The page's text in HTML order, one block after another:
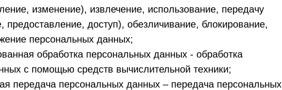
изменение), извлечение, использование, передачу
предоставление, доступ), обезличивание, блокирование,
персональных данных;
обработка персональных данных - обработка
с помощью средств вычислительной техники;
передача персональных данных – передача персональных